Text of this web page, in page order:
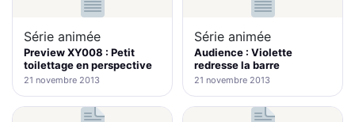
Série animée
Preview XY008 : Petit
toilettage en perspective
21 novembre 2013
Série animée
Audience : Violette
redresse la barre
21 novembre 2013